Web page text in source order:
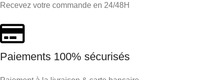
Recevez votre commande en 24/48H
Paiements 100% sécurisés